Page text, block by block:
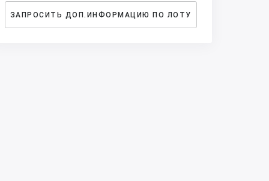
ЗАПРОСИТЬ ДОП.ИНФОРМАЦИЮ ПО ЛОТУ